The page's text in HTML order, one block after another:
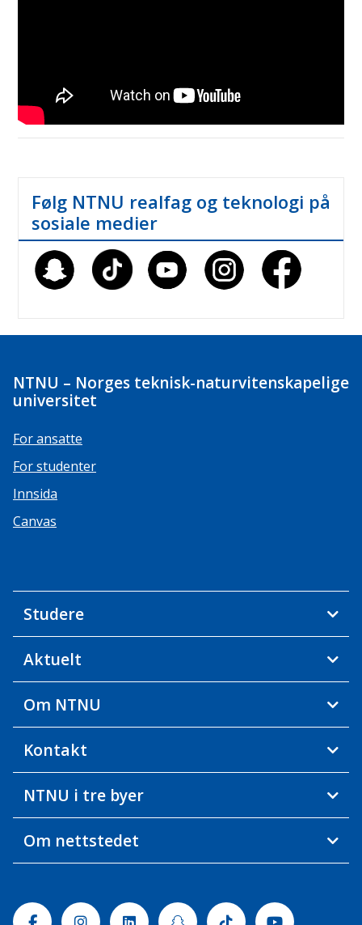
Følg NTNU realfag og teknologi på
sosiale medier
NTNU – Norges teknisk-naturvitenskapelige
universitet
For ansatte
For studenter
Innsida
Canvas
Studere
Aktuelt
Om NTNU
Kontakt
NTNU i tre byer
Om nettstedet
FacebookInstagramLinkedin SnapchatTiktok Youtube